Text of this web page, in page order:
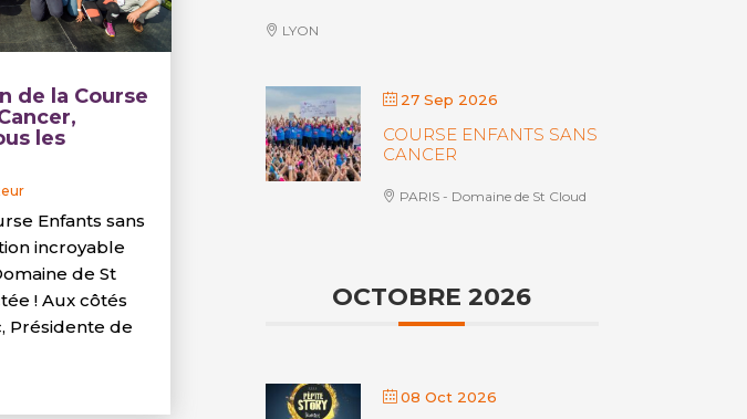
de la Course
les
Enfants sans
incroyable
de St
! Aux côtés
Présidente de
LYON
27 Sep 2026
COURSE ENFANTS SANS
CANCER
PARIS - Domaine de St Cloud
OCTOBRE 2026
08 Oct 2026